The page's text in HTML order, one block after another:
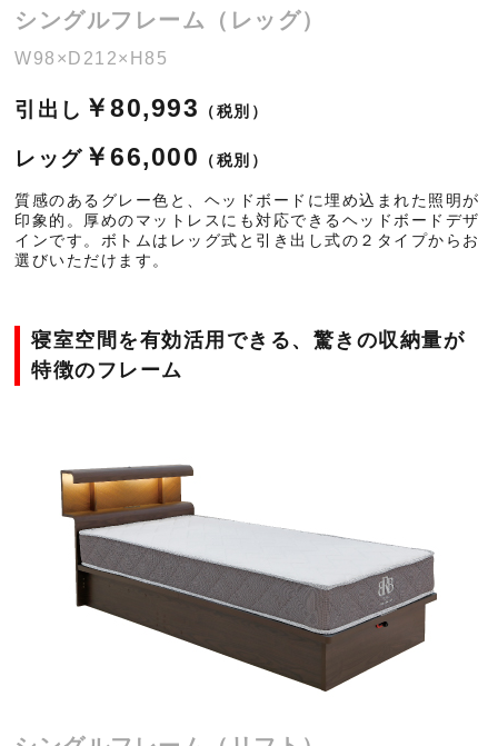
シングルフレーム（レッグ）
W98×D212×H85
引出し ￥80,993 （税別）
レッグ ￥66,000 （税別）
質感のあるグレー色と、ヘッドボードに埋め込まれた照明が
印象的。厚めのマットレスにも対応できるヘッドボードデザ
インです。ボトムはレッグ式と引き出し式の２タイプからお
選びいただけます。
寝室空間を有効活用できる、驚きの収納量が
特徴のフレーム